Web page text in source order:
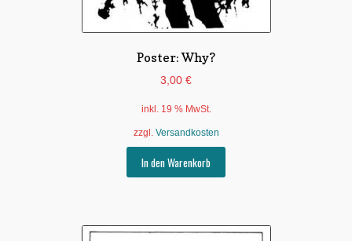
Poster: Why?
3,00 €
inkl. 19 % MwSt.
zzgl. Versandkosten
In den Warenkorb